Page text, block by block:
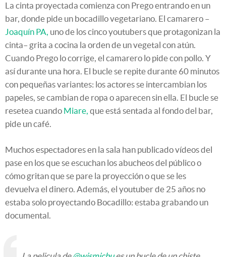
La cinta proyectada comienza con Prego entrando en un
bar, donde pide un bocadillo vegetariano. El camarero –
Joaquín PA, uno de los cinco youtubers que protagonizan la
cinta– grita a cocina la orden de un vegetal con atún.
Cuando Prego lo corrige, el camarero lo pide con pollo. Y
así durante una hora. El bucle se repite durante 60 minutos
con pequeñas variantes: los actores se intercambian los
papeles, se cambian de ropa o aparecen sin ella. El bucle se
resetea cuando Miare, que está sentada al fondo del bar,
pide un café.
Muchos espectadores en la sala han publicado vídeos del
pase en los que se escuchan los abucheos del público o
cómo gritan que se pare la proyección o que se les
devuelva el dinero. Además, el youtuber de 25 años no
estaba solo proyectando Bocadillo: estaba grabando un
documental.